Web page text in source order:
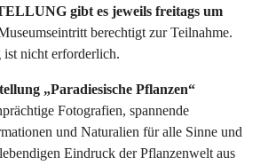
gibt es jeweils freitags um
berechtigt zur Teilnahme.
nicht erforderlich.
„Paradiesische Pflanzen“
Fotografien, spannende
und Naturalien für alle Sinne und
Eindruck der Pflanzenwelt aus